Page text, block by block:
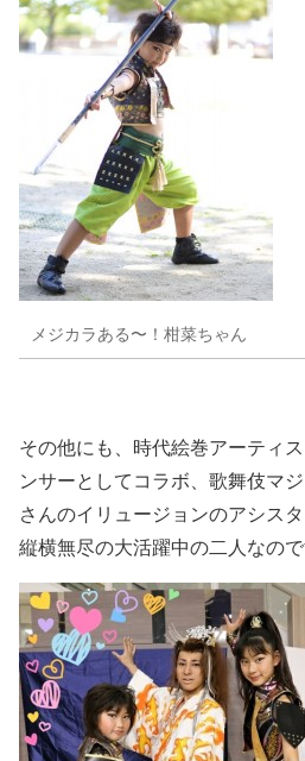
メジカラある〜！柑菜ちゃん
その他にも、時代絵巻アーティ
ンサーとしてコラボ、歌舞伎マ
さんのイリュージョンのアシス
縦横無尽の大活躍中の二人なので